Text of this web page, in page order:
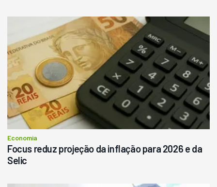
Economia
Focus reduz projeção da inflação para 2026 e da
Selic